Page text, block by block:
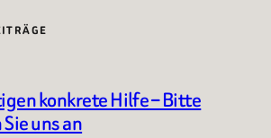
konkrete Hilfe – Bitte
uns an